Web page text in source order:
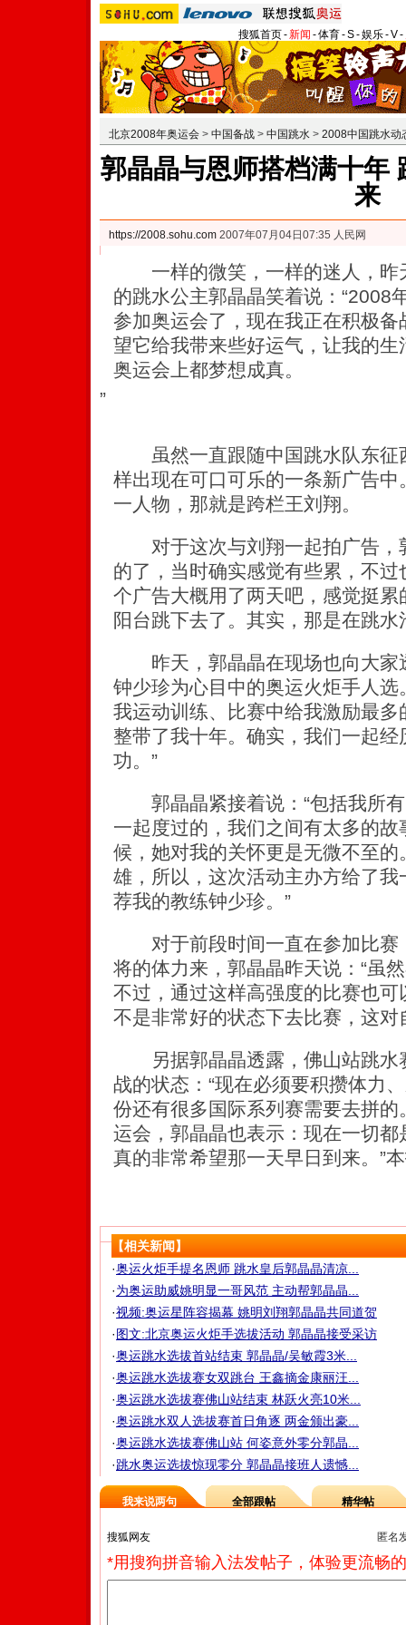
搜狐首页-新闻 -体育-S-娱乐-V-
北京2008年奥运会 > 中国备战 > 中国跳水 > 2008中国跳水动
郭晶晶与恩师搭档满十年
来
https://2008.sohu.com 2007年07月04日07:35 人民网
一样的微笑，一样的迷人，昨
的跳水公主郭晶晶笑着说：“2008
参加奥运会了，现在我正在积极
望它给我带来些好运气，让我的
奥运会上都梦想成真。
”
虽然一直跟随中国跳水队东征
样出现在可口可乐的一条新广告
一人物，那就是跨栏王刘翔。
对于这次与刘翔一起拍广告，
的了，当时确实感觉有些累，不过
个广告大概用了两天吧，感觉挺
阳台跳下去了。其实，那是在跳水
昨天，郭晶晶在现场也向大家
钟少珍为心目中的奥运火炬手人选
我运动训练、比赛中给我激励最
整带了我十年。确实，我们一起
功。”
郭晶晶紧接着说：“包括我所有
一起度过的，我们之间有太多的
候，她对我的关怀更是无微不至
雄，所以，这次活动主办方给了
荐我的教练钟少珍。”
对于前段时间一直在参加比赛
将的体力来，郭晶晶昨天说：“虽
不过，通过这样高强度的比赛也
不是非常好的状态下去比赛，这对
另据郭晶晶透露，佛山站跳水
战的状态：“现在必须要积攒体力
份还有很多国际系列赛需要去拼的
运会，郭晶晶也表示：现在一切都
真的非常希望那一天早日到来。”
【相关新闻】
·奥运火炬手提名恩师 跳水皇后郭晶晶清凉...
·为奥运助威姚明显一哥风范 主动帮郭晶晶...
·视频:奥运星阵容揭幕 姚明刘翔郭晶晶共同道贺
·图文:北京奥运火炬手选拔活动 郭晶晶接受采访
·奥运跳水选拔首站结束 郭晶晶/吴敏霞3米...
·奥运跳水选拔赛女双跳台 王鑫摘金康丽汪...
·奥运跳水选拔赛佛山站结束 林跃火亮10米...
·奥运跳水双人选拔赛首日角逐 两金颁出豪...
·奥运跳水选拔赛佛山站 何姿意外零分郭晶...
·跳水奥运选拔惊现零分 郭晶晶接班人遗憾...
我来说两句 全部跟帖 精华帖
匿名
*用搜狗拼音输入法发帖子，体验更流畅